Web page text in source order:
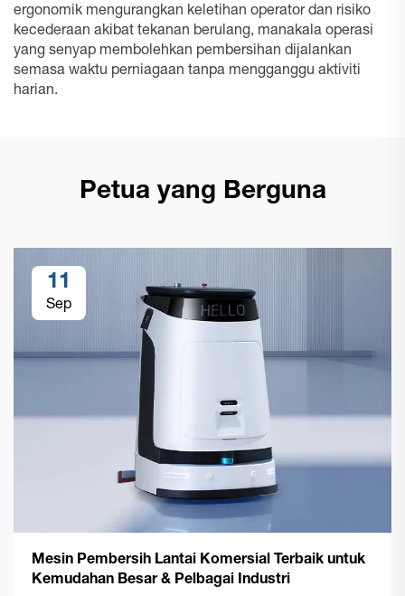
ergonomik mengurangkan keletihan operator dan risiko
kecederaan akibat tekanan berulang, manakala operasi
yang senyap membolehkan pembersihan dijalankan
semasa waktu perniagaan tanpa mengganggu aktiviti
harian.
Petua yang Berguna
11
Sep
Mesin Pembersih Lantai Komersial Terbaik untuk
Kemudahan Besar & Pelbagai Industri